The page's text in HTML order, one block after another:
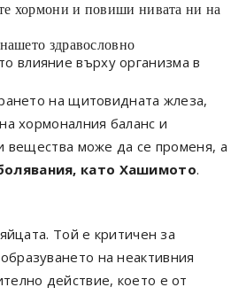
хормони и повиши нивата ни на
здравословно
влияние върху организма в
на щитовидната жлеза,
хормоналния баланс и
вещества може да се променя, а
като Хашимото.
Той е критичен за
на неактивния
действие, което е от